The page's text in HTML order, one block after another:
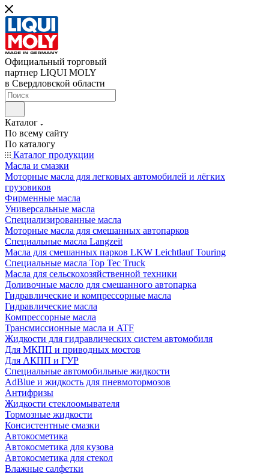
Официальный торговый
партнер LIQUI MOLY
в Свердловской области
Каталог
По всему сайту
По каталогу
Каталог продукции
Масла и смазки
Моторные масла для легковых автомобилей и лёгких
грузовиков
Фирменные масла
Универсальные масла
Специализированные масла
Моторные масла для смешанных автопарков
Специальные масла Langzeit
Масла для смешанных парков LKW Leichtlauf Touring
Специальные масла Top Tec Truck
Масла для сельскохозяйственной техники
Доливочные масло для смешанного автопарка
Гидравлические и компрессорные масла
Гидравлические масла
Компрессорные масла
Трансмиссионные масла и ATF
Жидкости для гидравлических систем автомобиля
Для МКПП и приводных мостов
Для АКПП и ГУР
Специальные автомобильные жидкости
AdBlue и жидкость для пневмотормозов
Антифризы
Жидкости стеклоомывателя
Тормозные жидкости
Консистентные смазки
Автокосметика
Автокосметика для кузова
Автокосметика для стекол
Влажные салфетки